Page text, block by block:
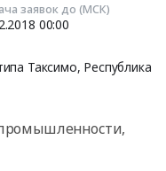
заявок до (МСК)
00:00
типа Таксимо, Республика